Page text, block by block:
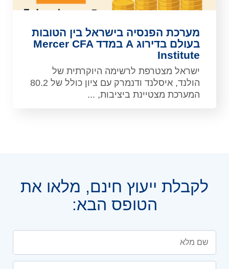
מערכת הפנסיה בישראל בין הטובות
בעולם בדירוג A במדד Mercer CFA
Institute
ישראל מצטרפת לרשימה היוקרתית של
הולנד, איסלנד ודנמרק עם ציון כולל של 80.2
המערכת מצטיינת ביציבות, ...
לקבלת ייעוץ חינם, מלאו את
הטופס הבא: